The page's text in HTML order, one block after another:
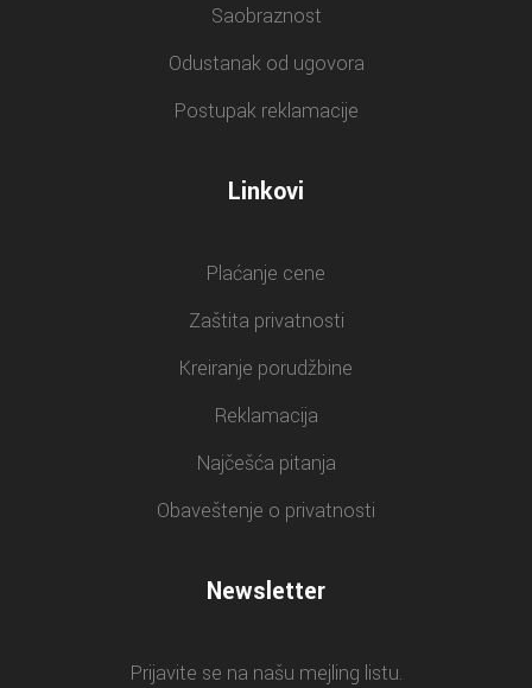
Saobraznost
Odustanak od ugovora
Postupak reklamacije
Linkovi
Plaćanje cene
Zaštita privatnosti
Kreiranje porudžbine
Reklamacija
Najčešća pitanja
Obaveštenje o privatnosti
Newsletter
Prijavite se na našu mejling listu.